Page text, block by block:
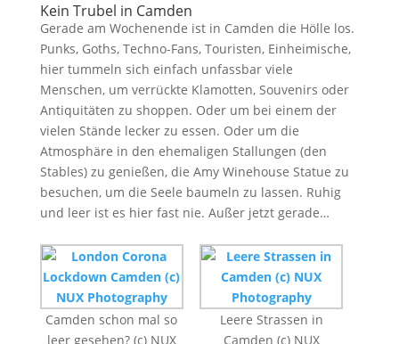
Kein Trubel in Camden
Gerade am Wochenende ist in Camden die Hölle los.
Punks, Goths, Techno-Fans, Touristen, Einheimische,
hier tummeln sich einfach unfassbar viele
Menschen, um verrückte Klamotten, Souvenirs oder
Antiquitäten zu shoppen. Oder um bei einem der
vielen Stände lecker zu essen. Oder um die
Atmosphäre in den ehemaligen Stallungen (den
Stables) zu genießen, die Amy Winehouse Statue zu
besuchen, um die Seele baumeln zu lassen. Ruhig
und leer ist es hier fast nie. Außer jetzt gerade…
Camden schon mal so
leer gesehen? (c) NUX
Leere Strassen in
Camden (c) NUX